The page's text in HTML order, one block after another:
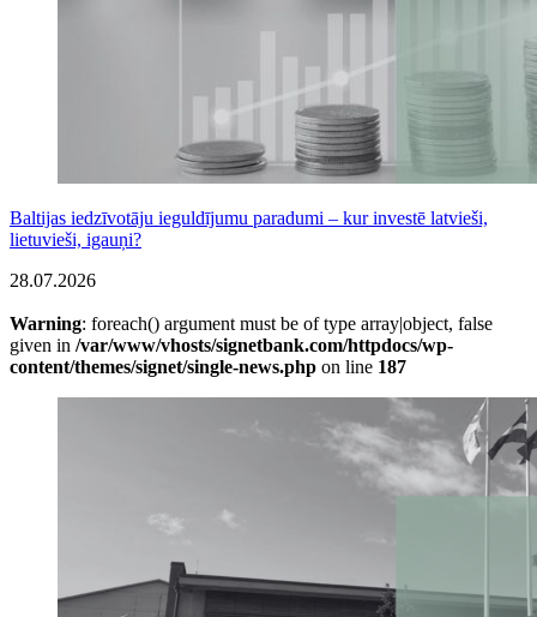
Baltijas iedzīvotāju ieguldījumu paradumi – kur investē latvieši,
lietuvieši, igauņi?
28.07.2026
Warning: foreach() argument must be of type array|object, false
given in /var/www/vhosts/signetbank.com/httpdocs/wp-
content/themes/signet/single-news.php on line 187